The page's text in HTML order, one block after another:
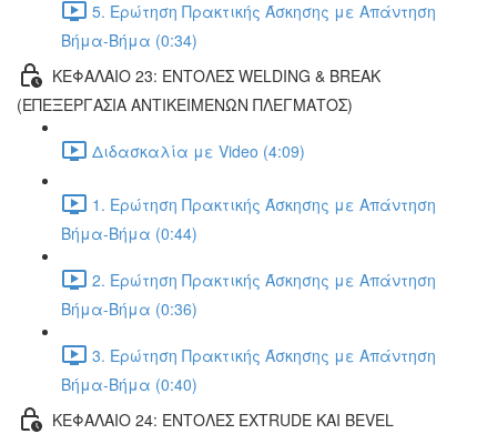
5. Ερώτηση Πρακτικής Άσκησης με Απάντηση
Βήμα-Βήμα (0:34)
ΚΕΦΑΛΑΙΟ 23: ΕΝΤΟΛΕΣ WELDING & BREAK
(ΕΠΕΞΕΡΓΑΣΙΑ ΑΝΤΙΚΕΙΜΕΝΩΝ ΠΛΕΓΜΑΤΟΣ)
Διδασκαλία με Video (4:09)
1. Ερώτηση Πρακτικής Άσκησης με Απάντηση
Βήμα-Βήμα (0:44)
2. Ερώτηση Πρακτικής Άσκησης με Απάντηση
Βήμα-Βήμα (0:36)
3. Ερώτηση Πρακτικής Άσκησης με Απάντηση
Βήμα-Βήμα (0:40)
ΚΕΦΑΛΑΙΟ 24: ΕΝΤΟΛΕΣ EXTRUDE ΚΑΙ BEVEL